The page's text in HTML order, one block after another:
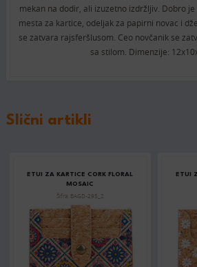
mekan na dodir, ali izuzetno izdržljiv. Dobro
mesta za kartice, odeljak za papirni novac i
se zatvara rajsferšlusom. Ceo novčanik se
sa stilom. Dimenzije:
Slični artikli
ETUI ZA KARTICE CORK FLORAL
MOSAIC
Šifra: BAGD-295_2
ETUI